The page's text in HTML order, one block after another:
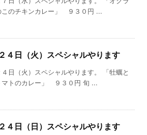
このチキンカレー」 ９３０円 ...
４日（火）スペシャルやります
４日（火）スペシャルやります。 「牡蠣と
マトのカレー」 ９３０円 旬 ...
４日（日）スペシャルやります